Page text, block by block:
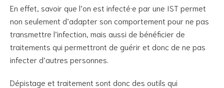
En effet, savoir que l’on est infecté·e par une IST permet
non seulement d’adapter son comportement pour ne pas
transmettre l’infection, mais aussi de bénéficier de
traitements qui permettront de guérir et donc de ne pas
infecter d’autres personnes.
Dépistage et traitement sont donc des outils qui